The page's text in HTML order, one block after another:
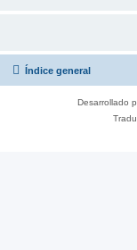
Índice general
Desarrollado